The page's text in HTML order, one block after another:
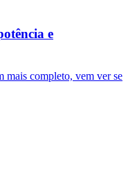
e
mais completo, vem ver se